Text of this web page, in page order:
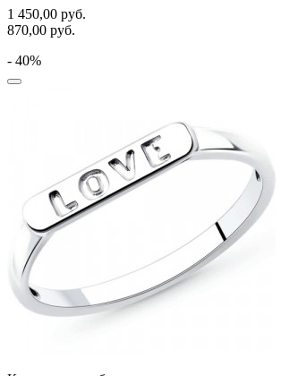
1 450,00 руб.
870,00 руб.
- 40%